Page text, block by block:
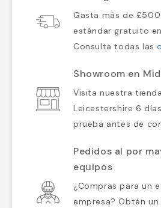
Gasta más de
estándar gratuito
Consulta todas las
Showroom en
Visita nuestra
Leicestershire 6
prueba antes de
Pedidos al por
equipos
¿Compras para un
empresa? Obtén